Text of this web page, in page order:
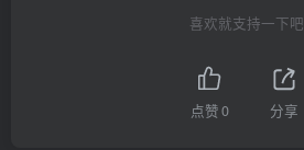
喜欢就支持一下吧
点赞0 分享